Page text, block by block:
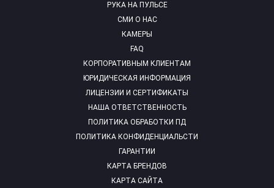
РУКА НА ПУЛЬСЕ
СМИ О НАС
КАМЕРЫ
FAQ
КОРПОРАТИВНЫМ КЛИЕНТАМ
ЮРИДИЧЕСКАЯ ИНФОРМАЦИЯ
ЛИЦЕНЗИИ И СЕРТИФИКАТЫ
НАША ОТВЕТСТВЕННОСТЬ
ПОЛИТИКА ОБРАБОТКИ ПД
ПОЛИТИКА КОНФИДЕНЦИАЛЬСТИ
ГАРАНТИИ
КАРТА БРЕНДОВ
КАРТА САЙТА